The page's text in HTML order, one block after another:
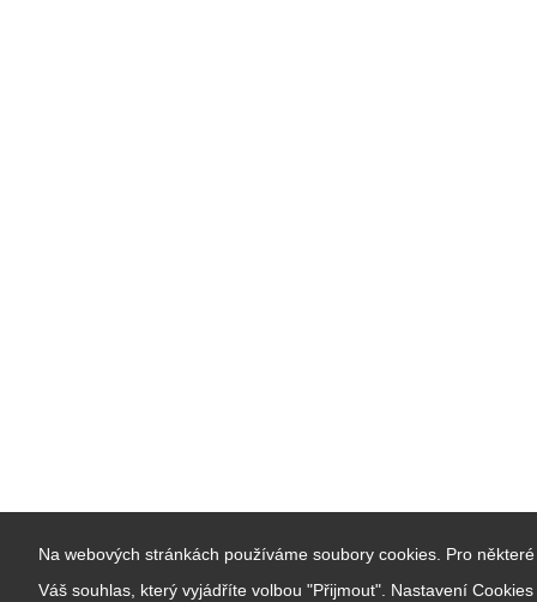
Na webových stránkách používáme soubory cookies. Pro
Váš souhlas, který vyjádříte volbou "Přijmout". Nastavení